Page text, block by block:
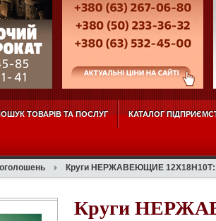
ТОВАРІВ ТА ПОСЛУГ КАТАЛОГ
Круги НЕРЖАВЕЮЩИЕ
Круги